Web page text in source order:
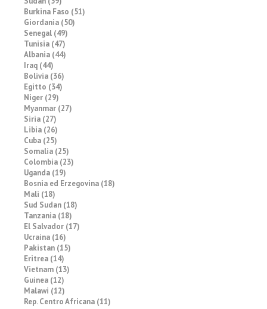
Burkina Faso (51)
Giordania (50)
Senegal (49)
Tunisia (47)
Albania (44)
Iraq (44)
Bolivia (36)
Egitto (34)
Niger (29)
Myanmar (27)
Siria (27)
Libia (26)
Cuba (25)
Somalia (25)
Colombia (23)
Uganda (19)
Bosnia ed Erzegovina (18)
Mali (18)
Sud Sudan (18)
Tanzania (18)
El Salvador (17)
Ucraina (16)
Pakistan (15)
Eritrea (14)
Vietnam (13)
Guinea (12)
Malawi (12)
Rep. Centro Africana (11)